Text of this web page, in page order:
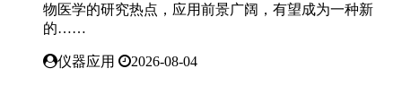
物医学的研究热点，应用前景广阔，有望成为一种新
的……
仪器应用 2026-08-04